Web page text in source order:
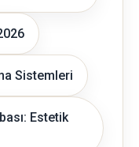
Sistemleri
Estetik